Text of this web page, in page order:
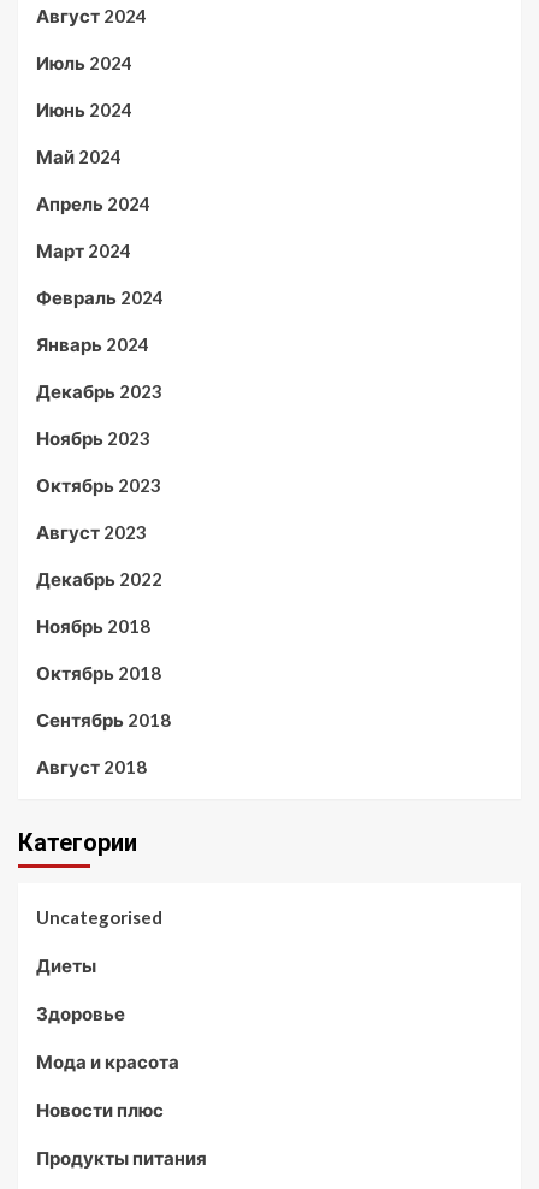
Август 2024
Июль 2024
Июнь 2024
Май 2024
Апрель 2024
Март 2024
Февраль 2024
Январь 2024
Декабрь 2023
Ноябрь 2023
Октябрь 2023
Август 2023
Декабрь 2022
Ноябрь 2018
Октябрь 2018
Сентябрь 2018
Август 2018
Категории
Uncategorised
Диеты
Здоровье
Мода и красота
Новости плюс
Продукты питания